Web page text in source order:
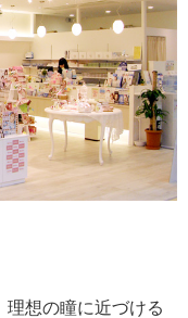
理想の瞳に近づける